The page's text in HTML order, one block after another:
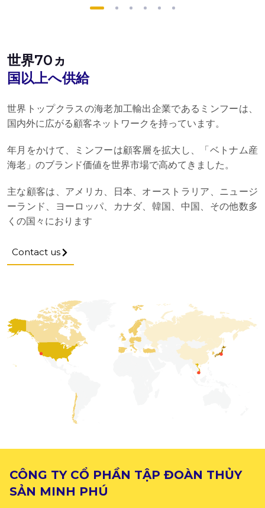
世界70ヵ
国以上へ供給
世界トップクラスの海老加工輸出企業であるミンフーは、
国内外に広がる顧客ネットワークを持っています。
年月をかけて、ミンフーは顧客層を拡大し、「ベトナム産
海老」のブランド価値を世界市場で高めてきました。
主な顧客は、アメリカ、日本、オーストラリア、ニュージ
ーランド、ヨーロッパ、カナダ、韓国、中国、その他数多
くの国々におります
Contact us
CÔNG TY CỔ PHẦN TẬP ĐOÀN THỦY
SẢN MINH PHÚ